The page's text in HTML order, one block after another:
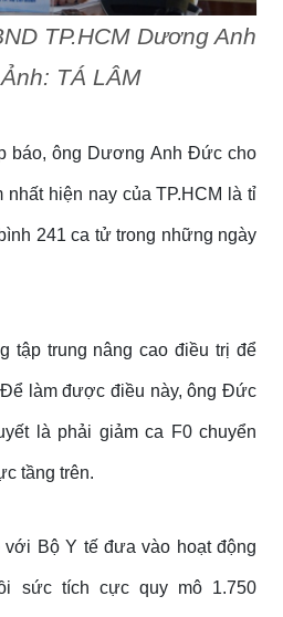
TP.HCM Dương Anh
TÁ LÂM
báo, ông Dương Anh Đức cho
nhất hiện nay của TP.HCM là tỉ
241 ca tử trong những ngày
tập trung nâng cao điều trị để
làm được điều này, ông Đức
là phải giảm ca F0 chuyển
tầng trên.
với Bộ Y tế đưa vào hoạt động
sức tích cực quy mô 1.750